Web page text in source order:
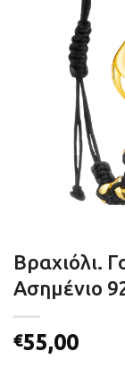
Βραχιόλι.
Ασημένιο
€55,00